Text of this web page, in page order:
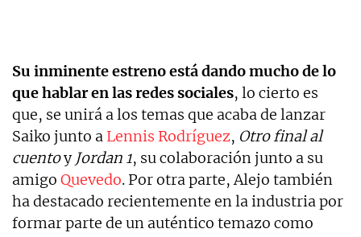
Su inminente estreno está dando mucho de lo
que hablar en las redes sociales, lo cierto es
que, se unirá a los temas que acaba de lanzar
Saiko junto a Lennis Rodríguez, Otro final al
cuentoy Jordan 1, su colaboración junto a su
amigo Quevedo. Por otra parte, Alejo también
ha destacado recientemente en la industria por
formar parte de un auténtico temazo como